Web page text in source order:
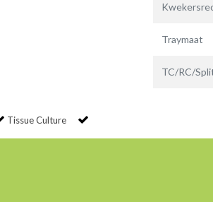
Traymaat
TC/RC/
Tissue Culture